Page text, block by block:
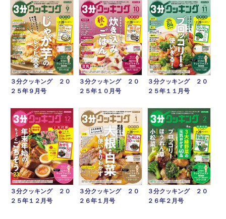
３分クッキング ２０
２５年９月号
３分クッキング ２０
２５年１０月号
３分クッキング ２０
２５年１１月号
３分クッキング ２０
２５年１２月号
３分クッキング ２０
２６年１月号
３分クッキング ２０
２６年２月号